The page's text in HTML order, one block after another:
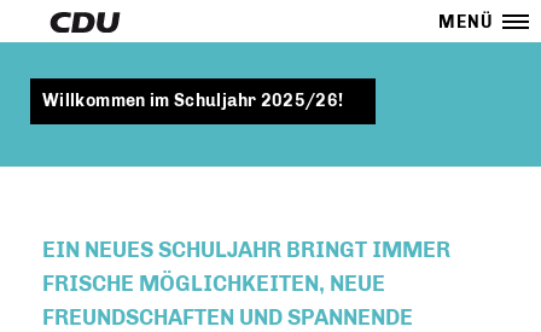
MENÜ
Willkommen im Schuljahr 2025/26!
EIN NEUES SCHULJAHR BRINGT IMMER
FRISCHE MÖGLICHKEITEN, NEUE
FREUNDSCHAFTEN UND SPANNENDE